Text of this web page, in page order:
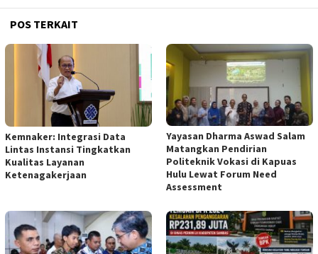
POS TERKAIT
Kemnaker: Integrasi Data
Lintas Instansi Tingkatkan
Kualitas Layanan
Ketenagakerjaan
Yayasan Dharma Aswad Salam
Matangkan Pendirian
Politeknik Vokasi di Kapuas
Hulu Lewat Forum Need
Assessment